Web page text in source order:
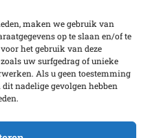
maken we gebruik van
op te slaan en/of te
het gebruik van deze
uw surfgedrag of unieke
Als u geen toestemming
nadelige gevolgen hebben